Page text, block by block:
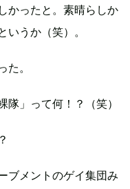
かったと。素晴らしか
うか（笑）。
た。
隊」って何！？（笑）
ブメントのゲイ集団み